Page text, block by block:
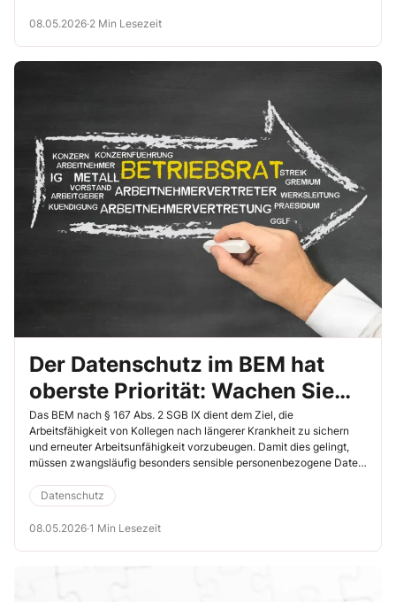
Unterstützungsmöglichkeiten, die sowohl Ihre tägliche Arbeit als
Im Folgenden finden Sie eine Auswahl bewährter und qualitativ
08.05.2026·2 Min Lesezeit
Der Datenschutz im BEM hat
oberste Priorität: Wachen Sie
als Betriebsrat gut darüber
Das BEM nach § 167 Abs. 2 SGB IX dient dem Ziel, die
Arbeitsfähigkeit von Kollegen nach längerer Krankheit zu sichern
und erneuter Arbeitsunfähigkeit vorzubeugen. Damit dies gelingt,
müssen zwangsläufig besonders sensible personenbezogene Daten,
Betriebsrat haben hier eine besondere Rolle: Sie gestalten nicht nur
den BEM-Prozess und sind im Einzelfall bei Gesprächen dabei,
sondern sind auch die Kontrollinstanz für die Einhaltung
Datenschutz
08.05.2026·1 Min Lesezeit